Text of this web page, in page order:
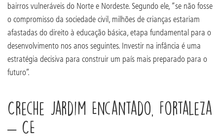
bairros vulneráveis do Norte e Nordeste. Segundo ele, “se não fosse
o compromisso da sociedade civil, milhões de crianças estariam
afastadas do direito à educação básica, etapa fundamental para o
desenvolvimento nos anos seguintes. Investir na infância é uma
estratégia decisiva para construir um país mais preparado para o
futuro”.
Creche Jardim Encantado, Fortaleza
– CE